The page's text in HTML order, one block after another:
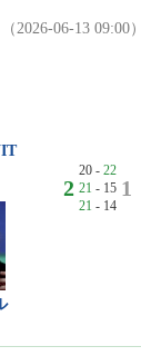
（2026-06-13 09:00）
2
20 - 22
21 - 15
21 - 14
1